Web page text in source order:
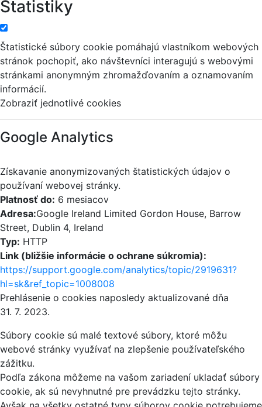
Štatistiky
Štatistické súbory cookie pomáhajú vlastníkom webových
stránok pochopiť, ako návštevníci interagujú s webovými
stránkami anonymným zhromažďovaním a oznamovaním
informácií.
Zobraziť jednotlivé cookies
Google Analytics
Získavanie anonymizovaných štatistických údajov o
používaní webovej stránky.
Platnosť do: 6 mesiacov
Adresa:Google Ireland Limited Gordon House, Barrow
Street, Dublin 4, Ireland
Typ: HTTP
Link (bližšie informácie o ochrane súkromia):
https://support.google.com/analytics/topic/2919631?
hl=sk&ref_topic=1008008
Prehlásenie o cookies naposledy aktualizované dňa
31. 7. 2023.
Súbory cookie sú malé textové súbory, ktoré môžu
webové stránky využívať na zlepšenie používateľského
zážitku.
Podľa zákona môžeme na vašom zariadení ukladať súbory
cookie, ak sú nevyhnutné pre prevádzku tejto stránky.